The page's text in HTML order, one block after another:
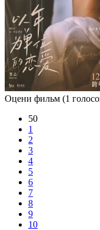
Оцени фильм (1
50
1
2
3
4
5
6
7
8
9
10